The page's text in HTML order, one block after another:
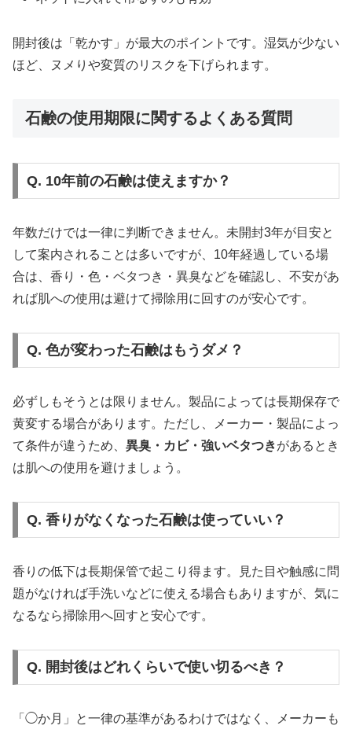
開封後は「乾かす」が最大のポイントです。湿気が少ない
ほど、ヌメりや変質のリスクを下げられます。
石鹸の使用期限に関するよくある質問
Q. 10年前の石鹸は使えますか？
年数だけでは一律に判断できません。未開封3年が目安と
して案内されることは多いですが、10年経過している場
合は、香り・色・ベタつき・異臭などを確認し、不安があ
れば肌への使用は避けて掃除用に回すのが安心です。
Q. 色が変わった石鹸はもうダメ？
必ずしもそうとは限りません。製品によっては長期保存で
黄変する場合があります。ただし、メーカー・製品によっ
て条件が違うため、 異臭・カビ・強いベタつきがあるとき
は肌への使用を避けましょう。
Q. 香りがなくなった石鹸は使っていい？
香りの低下は長期保管で起こり得ます。見た目や触感に問
題がなければ手洗いなどに使える場合もありますが、気に
なるなら掃除用へ回すと安心です。
Q. 開封後はどれくらいで使い切るべき？
「◯か月」と一律の基準があるわけではなく、メーカーも